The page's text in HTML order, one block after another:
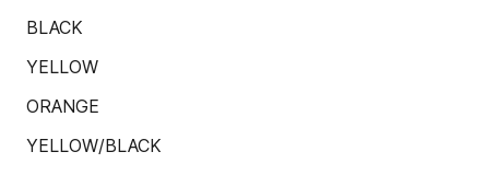
BLACK
YELLOW
ORANGE
YELLOW/BLACK